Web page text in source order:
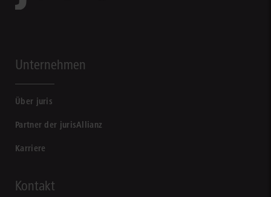
Unternehmen
Über juris
Partner der jurisAllianz
Karriere
Kontakt